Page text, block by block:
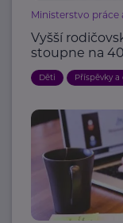
Ministerstvo práce
Vyšší
stoupne na
Děti Příspěvky a